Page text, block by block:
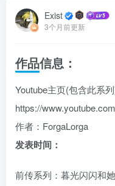
Exist
3个月前更新
作品信息：
Youtube主页(包含此系列
https://
作者：ForgaLorga
发表时间：
前传系列：暮光闪闪和